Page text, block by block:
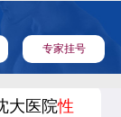
专家挂号
大医院性